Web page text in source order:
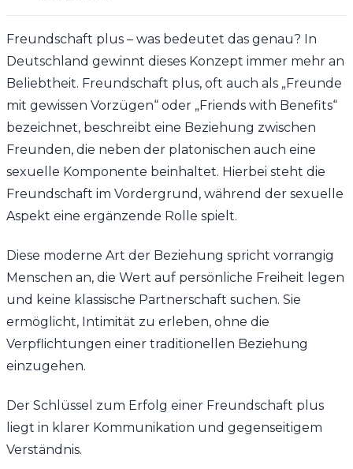
Freundschaft plus – was bedeutet das genau? In
Deutschland gewinnt dieses Konzept immer mehr an
Beliebtheit. Freundschaft plus, oft auch als „Freunde
mit gewissen Vorzügen“ oder „Friends with Benefits“
bezeichnet, beschreibt eine Beziehung zwischen
Freunden, die neben der platonischen auch eine
sexuelle Komponente beinhaltet. Hierbei steht die
Freundschaft im Vordergrund, während der sexuelle
Aspekt eine ergänzende Rolle spielt.
Diese moderne Art der Beziehung spricht vorrangig
Menschen an, die Wert auf persönliche Freiheit legen
und keine klassische Partnerschaft suchen. Sie
ermöglicht, Intimität zu erleben, ohne die
Verpflichtungen einer traditionellen Beziehung
einzugehen.
Der Schlüssel zum Erfolg einer Freundschaft plus
liegt in klarer Kommunikation und gegenseitigem
Verständnis.